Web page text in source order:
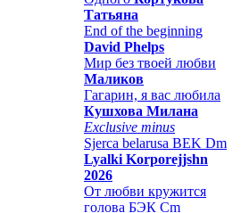
Татьяна
End of the beginning
David Phelps
Мир без твоей любви
Маликов
Гагарин, я вас любила
Кушхова Милана
Exclusive minus
Sjerca belarusa BEK Dm
Lyalki Korporejjshn
2026
От любви кружится
голова БЭК Cm